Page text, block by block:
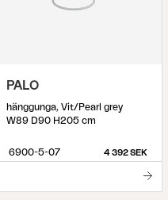
PALO
hänggunga, Vit/Pearl grey
W89 D90 H205 cm
6900-5-07 4 392 SEK